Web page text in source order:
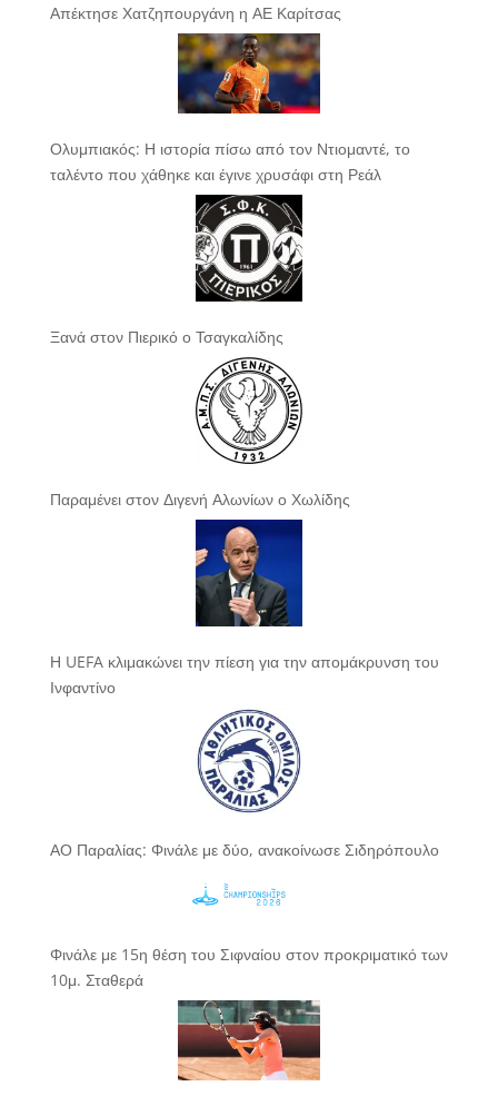
Απέκτησε Χατζηπουργάνη η ΑΕ Καρίτσας
Ολυμπιακός: Η ιστορία πίσω από τον Ντιομαντέ, το
ταλέντο που χάθηκε και έγινε χρυσάφι στη Ρεάλ
Ξανά στον Πιερικό ο Τσαγκαλίδης
Παραμένει στον Διγενή Αλωνίων ο Χωλίδης
Η UEFA κλιμακώνει την πίεση για την απομάκρυνση του
Ινφαντίνο
ΑΟ Παραλίας: Φινάλε με δύο, ανακοίνωσε Σιδηρόπουλο
Φινάλε με 15η θέση του Σιφναίου στον προκριματικό των
10μ. Σταθερά